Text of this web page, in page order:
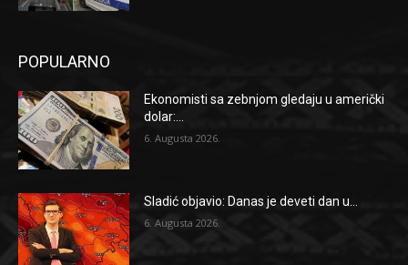
POPULARNO
Ekonomisti sa zebnjom gledaju u američki
dolar:...
6. Augusta 2026.
Sladić objavio: Danas je deveti dan u...
6. Augusta 2026.